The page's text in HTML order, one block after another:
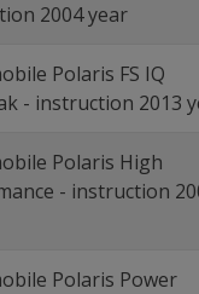
2004 year
Polaris FS IQ
- instruction 2013
Polaris High
- instruction
Polaris Power